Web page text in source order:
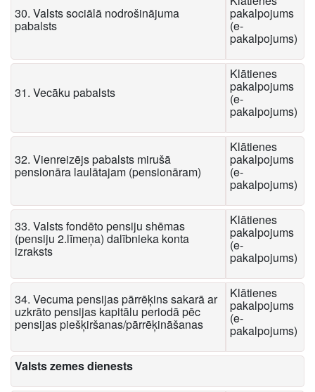
30. Valsts sociālā nodrošinājuma
pabalsts
pakalpojums
(e-
pakalpojums)
31. Vecāku pabalsts
Klātienes
pakalpojums
(e-
pakalpojums)
32. Vienreizējs pabalsts mirušā
pensionāra laulātajam (pensionāram)
Klātienes
pakalpojums
(e-
pakalpojums)
33. Valsts fondēto pensiju shēmas
(pensiju 2.līmeņa) dalībnieka konta
izraksts
Klātienes
pakalpojums
(e-
pakalpojums)
34. Vecuma pensijas pārrēķins sakarā ar
uzkrāto pensijas kapitālu periodā pēc
pensijas piešķiršanas/pārrēķināšanas
Klātienes
pakalpojums
(e-
pakalpojums)
Valsts zemes dienests